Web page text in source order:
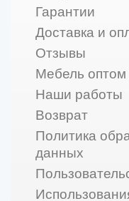
Гарантии
Доставка и
Отзывы
Мебель оптом
Наши работы
Возврат
Политика
данных